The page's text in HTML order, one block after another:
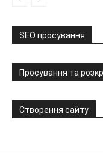
SEO просування
Просування та
Створення сайту